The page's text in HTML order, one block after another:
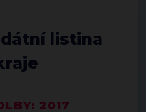
listina
2017